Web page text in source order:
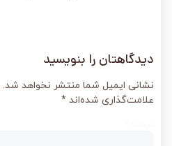
دیدگاهتان را بنویسید
نشانی ایمیل شما منتشر نخواهد شد.
علامت‌گذاری شده‌اند *